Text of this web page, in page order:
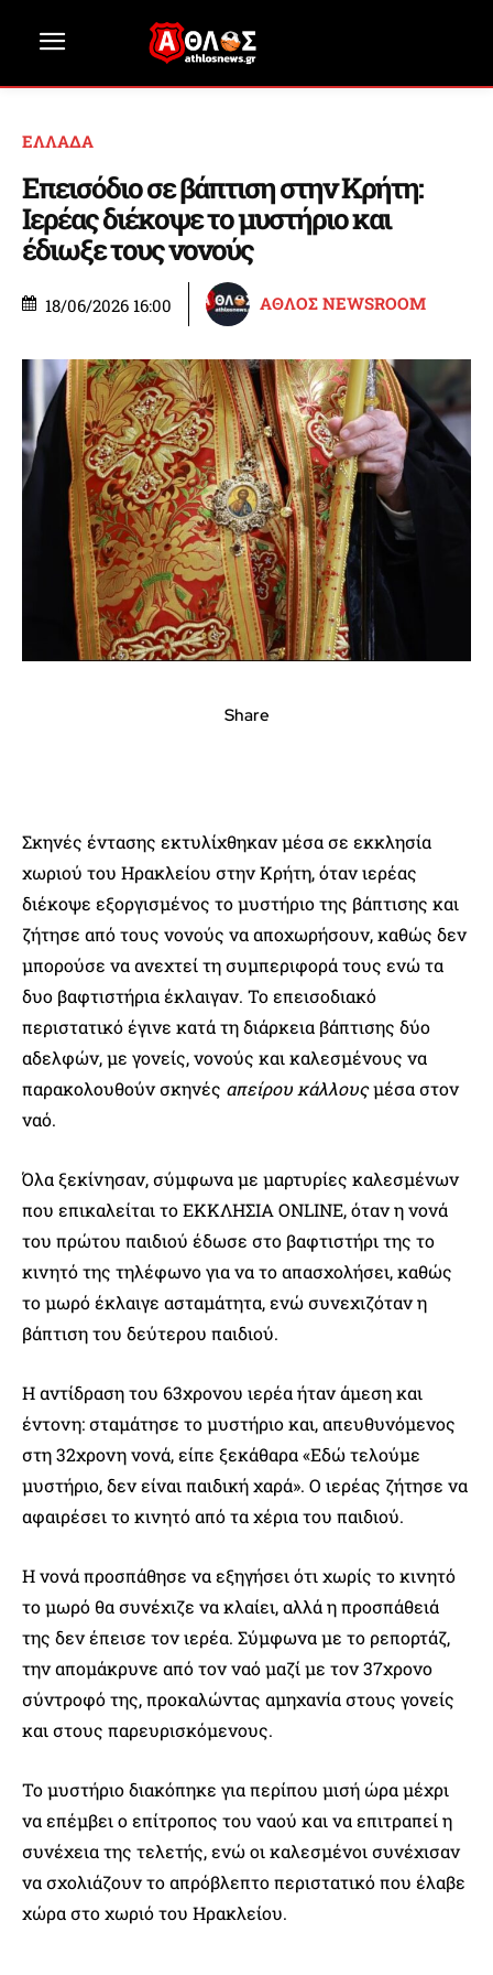
ΕΛΛΑΔΑ
Επεισόδιο σε βάπτιση στην Κρήτη:
Ιερέας διέκοψε το μυστήριο και
έδιωξε τους νονούς
18/06/2026 16:00 ΑΘΛΟΣ NEWSROOM
Share
Σκηνές έντασης εκτυλίχθηκαν μέσα σε εκκλησία
χωριού του Ηρακλείου στην Κρήτη, όταν ιερέας
διέκοψε εξοργισμένος το μυστήριο της βάπτισης και
ζήτησε από τους νονούς να αποχωρήσουν, καθώς δεν
μπορούσε να ανεχτεί τη συμπεριφορά τους ενώ τα
δυο βαφτιστήρια έκλαιγαν. Το επεισοδιακό
περιστατικό έγινε κατά τη διάρκεια βάπτισης δύο
αδελφών, με γονείς, νονούς και καλεσμένους να
παρακολουθούν σκηνές απείρου κάλλουςμέσα στον
ναό.
Όλα ξεκίνησαν, σύμφωνα με μαρτυρίες καλεσμένων
που επικαλείται το ΕΚΚΛΗΣΙΑ ONLINE, όταν η νονά
του πρώτου παιδιού έδωσε στο βαφτιστήρι της το
κινητό της τηλέφωνο για να το απασχολήσει, καθώς
το μωρό έκλαιγε ασταμάτητα, ενώ συνεχιζόταν η
βάπτιση του δεύτερου παιδιού.
Η αντίδραση του 63χρονου ιερέα ήταν άμεση και
έντονη: σταμάτησε το μυστήριο και, απευθυνόμενος
στη 32χρονη νονά, είπε ξεκάθαρα «Εδώ τελούμε
μυστήριο, δεν είναι παιδική χαρά». Ο ιερέας ζήτησε να
αφαιρέσει το κινητό από τα χέρια του παιδιού.
Η νονά προσπάθησε να εξηγήσει ότι χωρίς το κινητό
το μωρό θα συνέχιζε να κλαίει, αλλά η προσπάθειά
της δεν έπεισε τον ιερέα. Σύμφωνα με το ρεπορτάζ,
την απομάκρυνε από τον ναό μαζί με τον 37χρονο
σύντροφό της, προκαλώντας αμηχανία στους γονείς
και στους παρευρισκόμενους.
Το μυστήριο διακόπηκε για περίπου μισή ώρα μέχρι
να επέμβει ο επίτροπος του ναού και να επιτραπεί η
συνέχεια της τελετής, ενώ οι καλεσμένοι συνέχισαν
να σχολιάζουν το απρόβλεπτο περιστατικό που έλαβε
χώρα στο χωριό του Ηρακλείου.